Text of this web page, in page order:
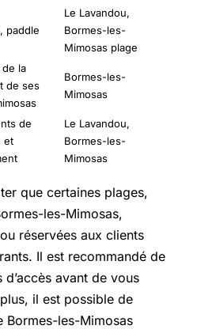
paddle
Le Lavandou,
Bormes-les-
Mimosas plage
la
de ses
Bormes-les-
Mimosas
de
et
Le Lavandou,
Bormes-les-
Mimosas
que certaines plages,
les-Mimosas,
réservées aux clients
Il est recommandé de
avant de vous
il est possible de
Bormes-les-Mimosas